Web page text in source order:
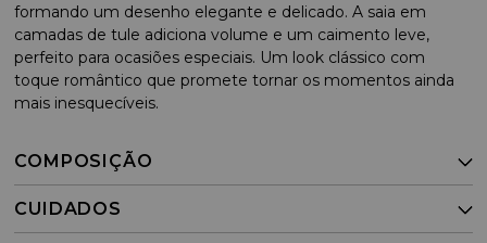
formando um desenho elegante e delicado. A saia em
camadas de tule adiciona volume e um caimento leve,
perfeito para ocasiões especiais. Um look clássico com
toque romântico que promete tornar os momentos ainda
mais inesquecíveis.
COMPOSIÇÃO
CUIDADOS